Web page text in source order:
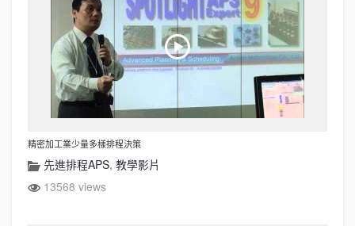
精密加工業少量多樣排程決策
先進排程APS, 教學影片
13568 views